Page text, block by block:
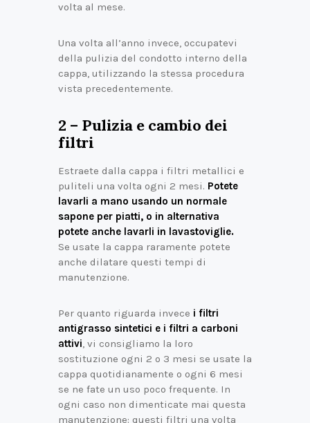
volta al mese.
Una volta all’anno invece, occupatevi
della pulizia del condotto interno della
cappa, utilizzando la stessa procedura
vista precedentemente.
2 – Pulizia e cambio dei
filtri
Estraete dalla cappa i filtri metallici e
puliteli una volta ogni 2 mesi. Potete
lavarli a mano usando un normale
sapone per piatti, o in alternativa
potete anche lavarli in lavastoviglie.
Se usate la cappa raramente potete
anche dilatare questi tempi di
manutenzione.
Per quanto riguarda invece i filtri
antigrasso sintetici e i filtri a carboni
attivi, vi consigliamo la loro
sostituzione ogni 2 o 3 mesi se usate la
cappa quotidianamente o ogni 6 mesi
se ne fate un uso poco frequente. In
ogni caso non dimenticate mai questa
manutenzione: questi filtri una volta